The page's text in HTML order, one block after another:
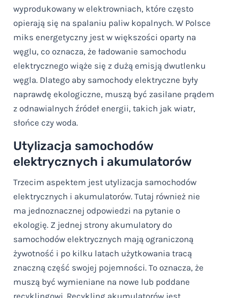
wyprodukowany w elektrowniach, które często
opierają się na spalaniu paliw kopalnych. W Polsce
miks energetyczny jest w większości oparty na
węglu, co oznacza, że ładowanie samochodu
elektrycznego wiąże się z dużą emisją dwutlenku
węgla. Dlatego aby samochody elektryczne były
naprawdę ekologiczne, muszą być zasilane prądem
z odnawialnych źródeł energii, takich jak wiatr,
słońce czy woda.
Utylizacja samochodów
elektrycznych i akumulatorów
Trzecim aspektem jest utylizacja samochodów
elektrycznych i akumulatorów. Tutaj również nie
ma jednoznacznej odpowiedzi na pytanie o
ekologię. Z jednej strony akumulatory do
samochodów elektrycznych mają ograniczoną
żywotność i po kilku latach użytkowania tracą
znaczną część swojej pojemności. To oznacza, że
muszą być wymieniane na nowe lub poddane
recyklingowi. Recykling akumulatorów jest